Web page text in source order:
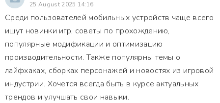
25 August 2025 14:16
Среди пользователей мобильных устройств чаще всего
ищут новинки игр, советы по прохождению,
популярные модификации и оптимизацию
производительности. Также популярны темы о
лайфхаках, сборках персонажей и новостях из игровой
индустрии. Хочется всегда быть в курсе актуальных
трендов и улучшать свои навыки.